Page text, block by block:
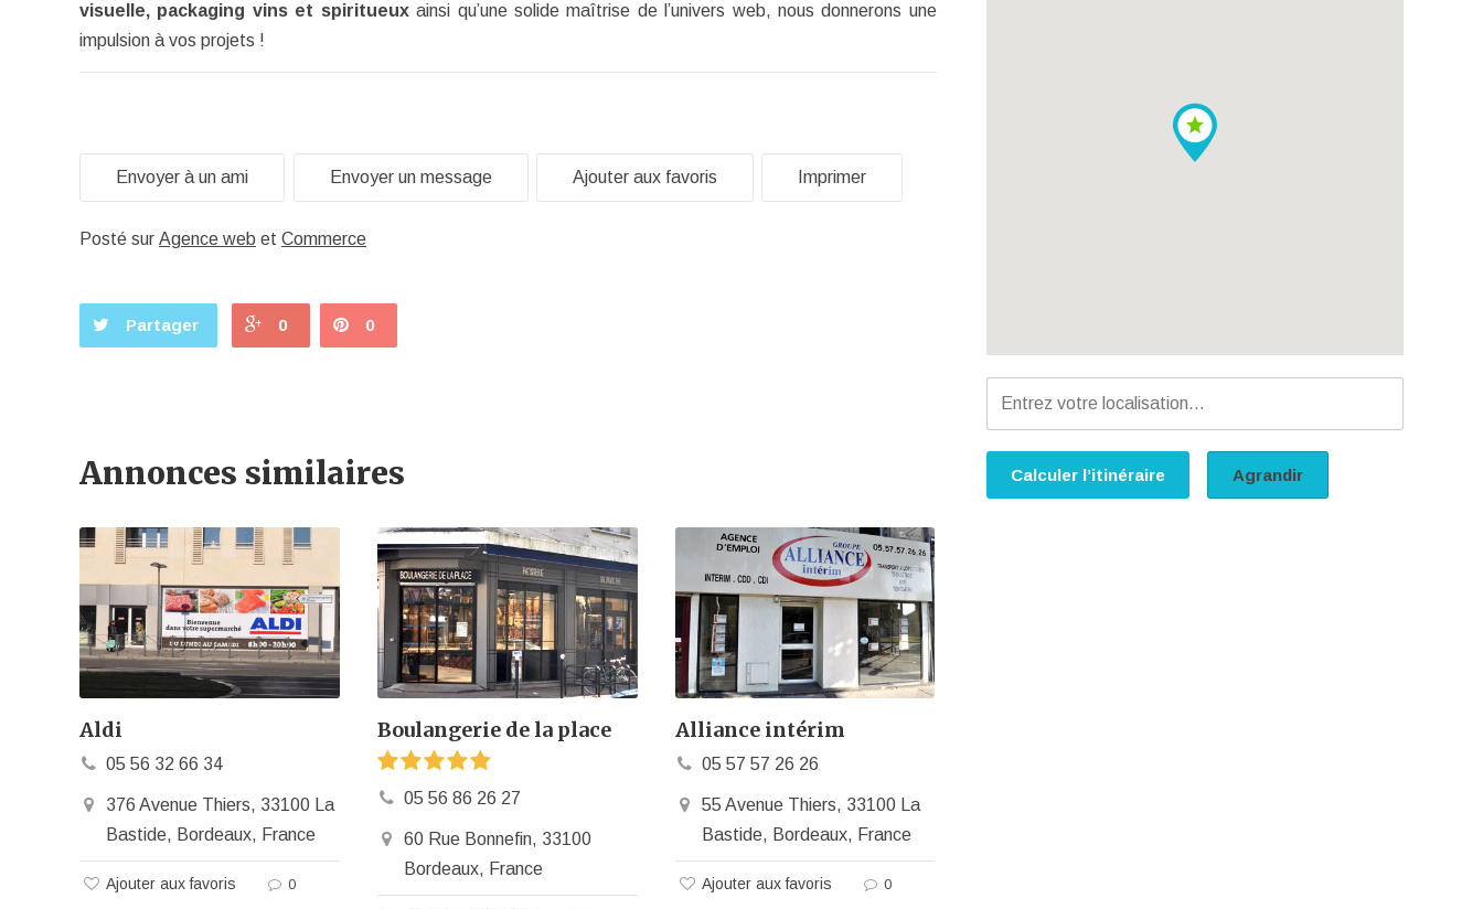
visuelle, packaging vins et spiritueuxainsi qu’une solide maîtrise de l’univers web, nous donnerons une
impulsion à vos projets !
Envoyer à un ami Envoyer un message Ajouter aux favoris Imprimer
Posté sur Agence web et Commerce
Partager 0 0
Annonces similaires
Aldi
05 56 32 66 34
376 Avenue Thiers, 33100 La
Bastide, Bordeaux, France
Ajouter aux favoris 0
Boulangerie de la place
05 56 86 26 27
60 Rue Bonnefin, 33100
Bordeaux, France
Alliance intérim
05 57 57 26 26
55 Avenue Thiers, 33100 La
Bastide, Bordeaux, France
Ajouter aux favoris 0
Calculer l’itinéraire Agrandir